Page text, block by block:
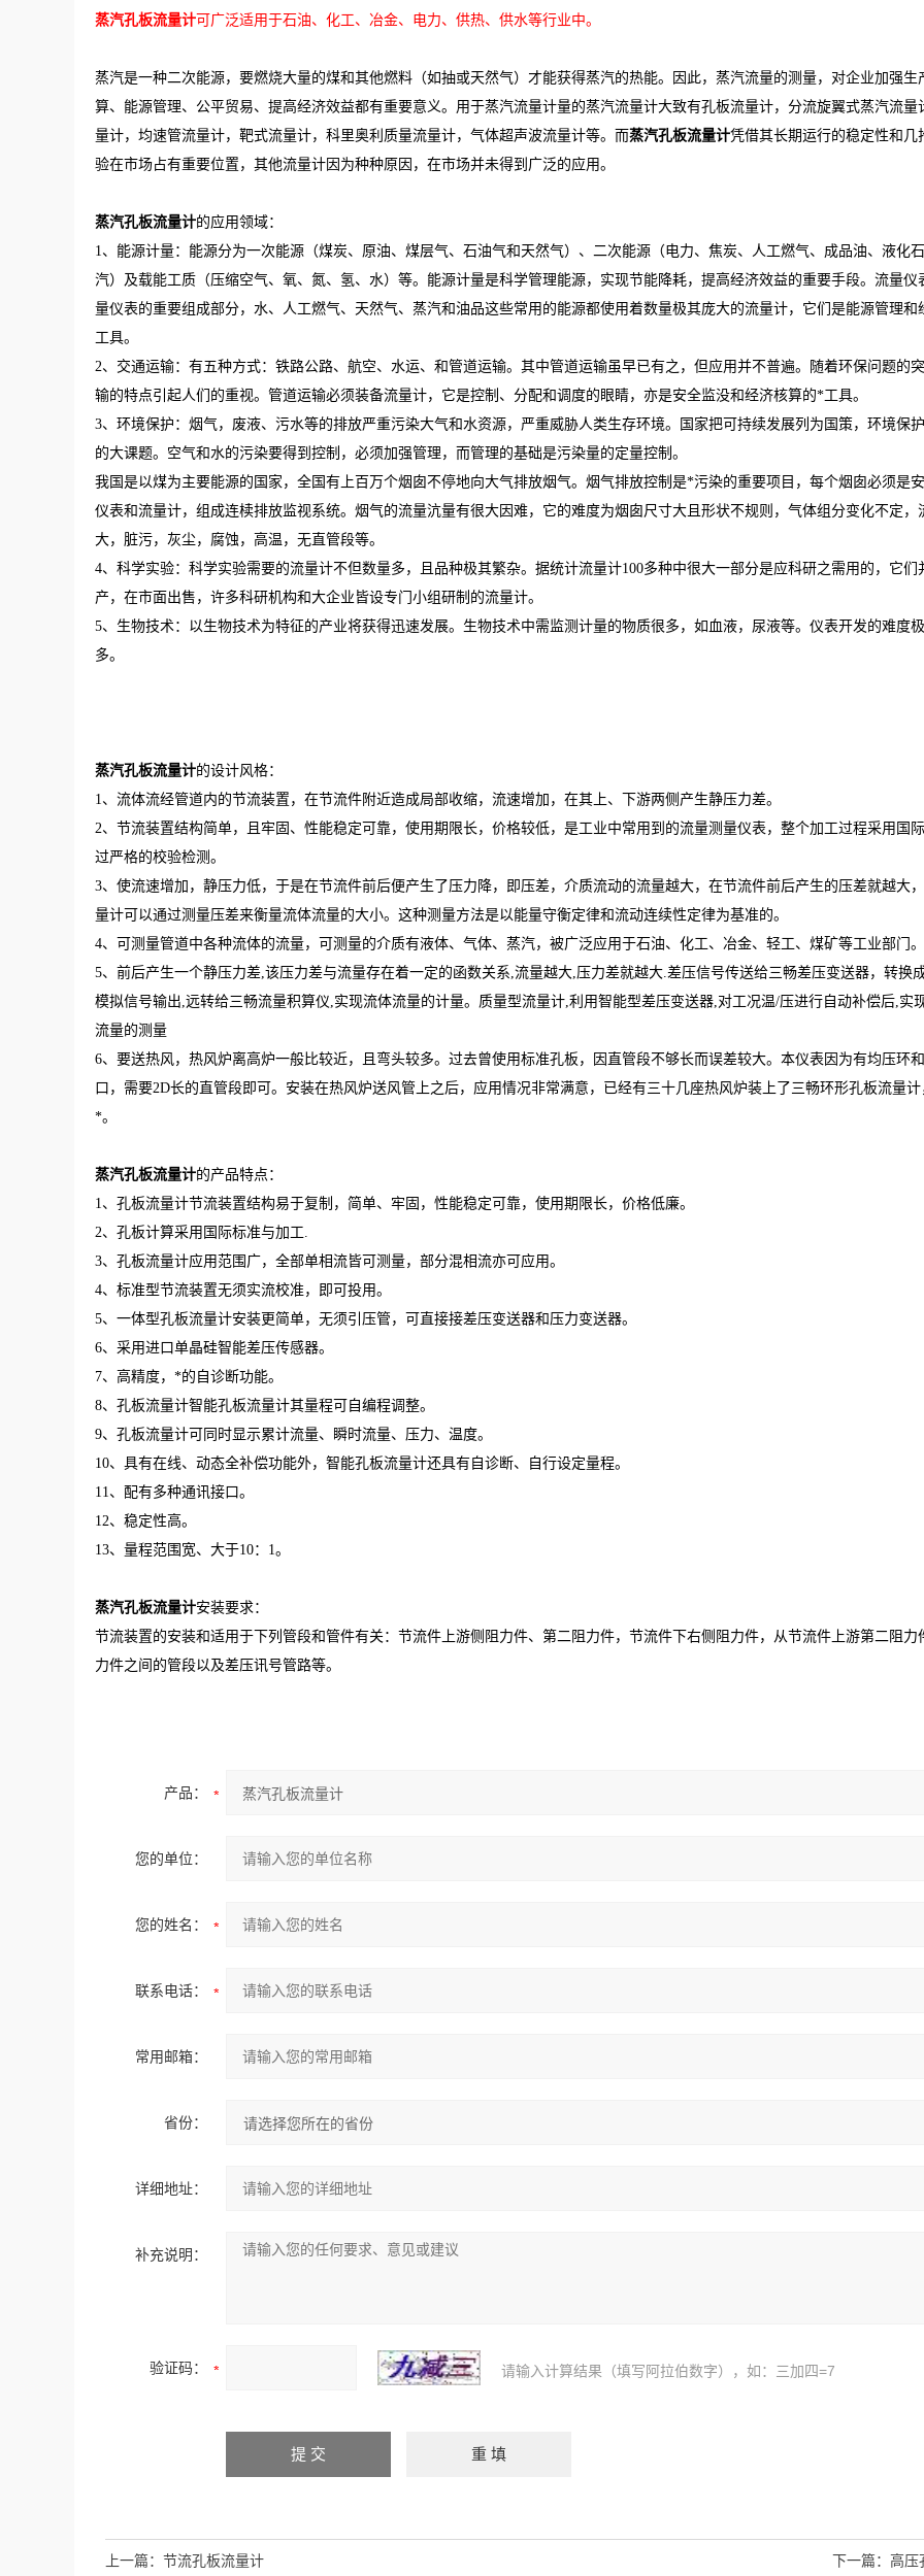
蒸汽孔板流量计可广泛适用于石油、化工、冶金、电力、供热、供水等行业中。
蒸汽是一种二次能源，要燃烧大量的煤和其他燃料（如抽或天然气）才能获得蒸汽的热能。因此，蒸汽流量的测量，对企业加强生
算、能源管理、公平贸易、提高经济效益都有重要意义。用于蒸汽流量计量的蒸汽流量计大致有孔板流量计，分流旋翼式蒸汽流量
量计，均速管流量计，靶式流量计，科里奥利质量流量计，气体超声波流量计等。而蒸汽孔板流量计凭借其长期运行的稳定性和几
验在市场占有重要位置，其他流量计因为种种原因，在市场并未得到广泛的应用。
蒸汽孔板流量计的应用领域：
1、能源计量：能源分为一次能源（煤炭、原油、煤层气、石油气和天然气）、二次能源（电力、焦炭、人工燃气、成品油、液化
汽）及载能工质（压缩空气、氧、氮、氢、水）等。能源计量是科学管理能源，实现节能降耗，提高经济效益的重要手段。流量仪
量仪表的重要组成部分，水、人工燃气、天然气、蒸汽和油品这些常用的能源都使用着数量极其庞大的流量计，它们是能源管理和
工具。
2、交通运输：有五种方式：铁路公路、航空、水运、和管道运输。其中管道运输虽早已有之，但应用并不普遍。随着环保问题的
输的特点引起人们的重视。管道运输必须装备流量计，它是控制、分配和调度的眼睛，亦是安全监没和经济核算的*工具。
3、环境保护：烟气，废液、污水等的排放严重污染大气和水资源，严重威胁人类生存环境。国家把可持续发展列为国策，环境保
的大课题。空气和水的污染要得到控制，必须加强管理，而管理的基础是污染量的定量控制。
我国是以煤为主要能源的国家，全国有上百万个烟囱不停地向大气排放烟气。烟气排放控制是*污染的重要项目，每个烟囱必须是
仪表和流量计，组成连椟排放监视系统。烟气的流量沆量有很大因难，它的难度为烟囱尺寸大且形状不规则，气体组分变化不定，
大，脏污，灰尘，腐蚀，高温，无直管段等。
4、科学实验：科学实验需要的流量计不但数量多，且品种极其繁杂。据统计流量计100多种中很大一部分是应科研之需用的，它们
产，在市面出售，许多科研机构和大企业皆设专门小组研制的流量计。
5、生物技术：以生物技术为特征的产业将获得迅速发展。生物技术中需监测计量的物质很多，如血液，尿液等。仪表开发的难度
多。
蒸汽孔板流量计的设计风格：
1、流体流经管道内的节流装置，在节流件附近造成局部收缩，流速增加，在其上、下游两侧产生静压力差。
2、节流装置结构简单，且牢固、性能稳定可靠，使用期限长，价格较低，是工业中常用到的流量测量仪表，整个加工过程采用国
过严格的校验检测。
3、使流速增加，静压力低，于是在节流件前后便产生了压力降，即压差，介质流动的流量越大，在节流件前后产生的压差就越大
量计可以通过测量压差来衡量流体流量的大小。这种测量方法是以能量守衡定律和流动连续性定律为基准的。
4、可测量管道中各种流体的流量，可测量的介质有液体、气体、蒸汽，被广泛应用于石油、化工、冶金、轻工、煤矿等工业部门。
5、前后产生一个静压力差,该压力差与流量存在着一定的函数关系,流量越大,压力差就越大.差压信号传送给三畅差压变送器，转换
模拟信号输出,远转给三畅流量积算仪,实现流体流量的计量。质量型流量计,利用智能型差压变送器,对工况温/压进行自动补偿后,实
流量的测量
6、要送热风，热风炉离高炉一般比较近，且弯头较多。过去曾使用标准孔板，因直管段不够长而误差较大。本仪表因为有均压环
口，需要2D长的直管段即可。安装在热风炉送风管上之后，应用情况非常满意，已经有三十几座热风炉装上了三畅环形孔板流量计
*。
蒸汽孔板流量计的产品特点：
1、孔板流量计节流装置结构易于复制，简单、牢固，性能稳定可靠，使用期限长，价格低廉。
2、孔板计算采用国际标准与加工.
3、孔板流量计应用范围广，全部单相流皆可测量，部分混相流亦可应用。
4、标准型节流装置无须实流校准，即可投用。
5、一体型孔板流量计安装更简单，无须引压管，可直接接差压变送器和压力变送器。
6、采用进口单晶硅智能差压传感器。
7、高精度，*的自诊断功能。
8、孔板流量计智能孔板流量计其量程可自编程调整。
9、孔板流量计可同时显示累计流量、瞬时流量、压力、温度。
10、具有在线、动态全补偿功能外，智能孔板流量计还具有自诊断、自行设定量程。
11、配有多种通讯接口。
12、稳定性高。
13、量程范围宽、大于10：1。
蒸汽孔板流量计安装要求：
节流装置的安装和适用于下列管段和管件有关：节流件上游侧阻力件、第二阻力件，节流件下右侧阻力件，从节流件上游第二阻力
力件之间的管段以及差压讯号管路等。
产品：
您的单位：
您的姓名：
联系电话：
常用邮箱：
省份：
详细地址：
补充说明：
验证码： 请输入计算结果（填写阿拉伯数字），如：三加四=7
上一篇： 节流孔板流量计 下一篇： 高压